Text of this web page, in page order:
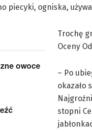
piecyki, ogniska,
owoce
Trochę
Oceny
– Po
okazało
stopni